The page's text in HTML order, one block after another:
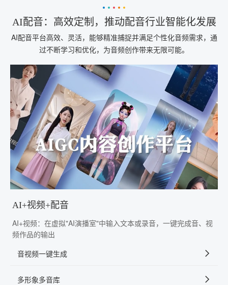
AI配音：高效定制，推动配音行业智能化发展
AI配音平台高效、灵活，能够精准捕捉并满足个性化音频需求，通
过不断学习和优化，为音频创作带来无限可能。
AI+视频+配音
AI+视频：在虚拟"AI演播室"中输入文本或录音，一键完成音、视
频作品的输出
音视频一键生成
多形象多音库